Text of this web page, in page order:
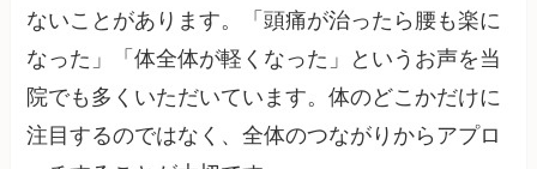
ないことがあります。「頭痛が治ったら腰も楽に
なった」「体全体が軽くなった」というお声を当
院でも多くいただいています。体のどこかだけに
注目するのではなく、全体のつながりからアプロ